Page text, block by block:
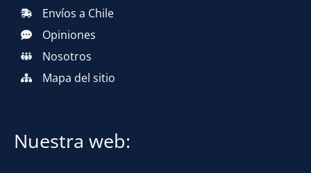
Envíos a Chile
Opiniones
Nosotros
Mapa del sitio
Nuestra web: